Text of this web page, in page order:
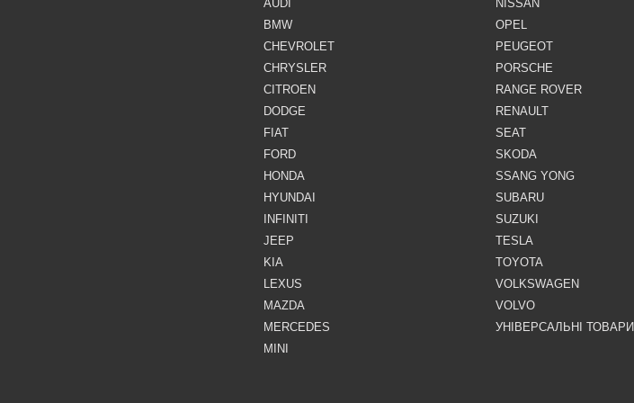
AUDI
BMW
CHEVROLET
CHRYSLER
CITROEN
DODGE
FIAT
FORD
HONDA
HYUNDAI
INFINITI
JEEP
KIA
LEXUS
MAZDA
MERCEDES
MINI
NISSAN
OPEL
PEUGEOT
PORSCHE
RANGE ROVER
RENAULT
SEAT
SKODA
SSANG YONG
SUBARU
SUZUKI
TESLA
TOYOTA
VOLKSWAGEN
VOLVO
УНІВЕРСАЛЬНІ ТОВАРИ